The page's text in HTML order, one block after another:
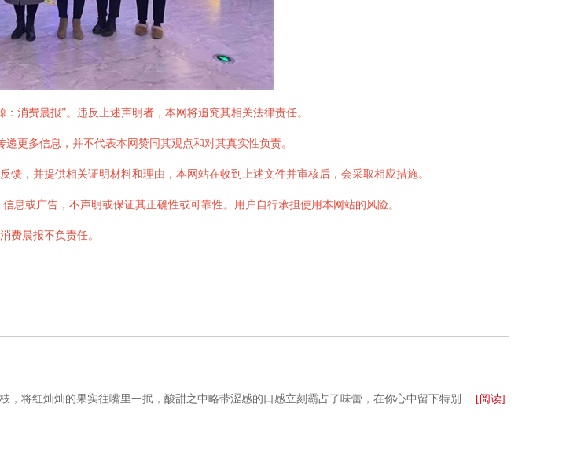
消费晨报”。违反上述声明者，本网将追究其相关法律责任。
更多信息，并不代表本网赞同其观点和对其真实性负责。
，并提供相关证明材料和理由，本网站在收到上述文件并审核后，会采取相应措施。
息或广告，不声明或保证其正确性或可靠性。用户自行承担使用本网站的风险。
费晨报不负责任。
将红灿灿的果实往嘴里一抿，酸甜之中略带涩感的口感立刻霸占了味蕾，在你心中留下特别… [阅读]